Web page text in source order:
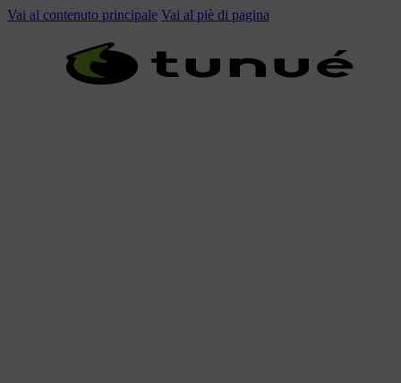
Vai al contenuto principale Vai al piè di pagina